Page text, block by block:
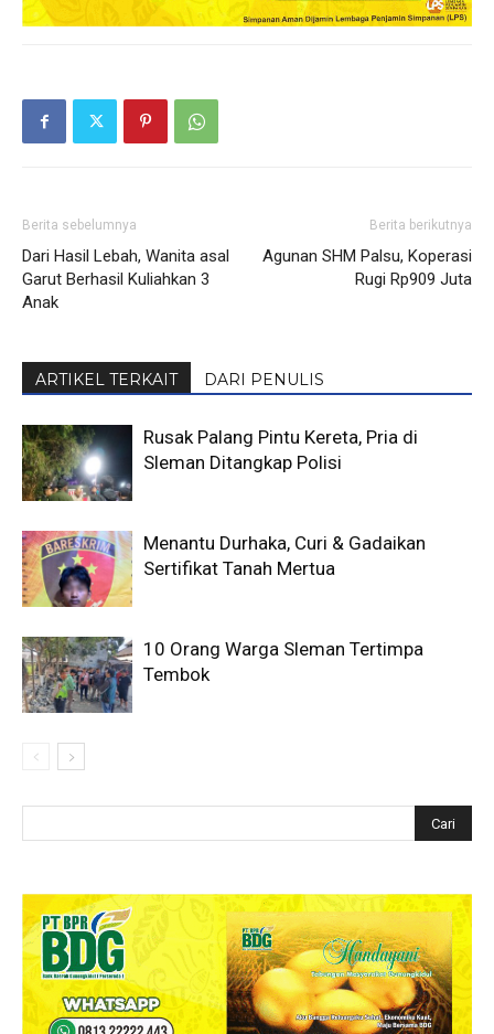
Berita sebelumnya
Dari Hasil Lebah, Wanita asal
Garut Berhasil Kuliahkan 3
Anak
Berita berikutnya
Agunan SHM Palsu, Koperasi
Rugi Rp909 Juta
ARTIKEL TERKAIT DARI PENULIS
Rusak Palang Pintu Kereta, Pria di
Sleman Ditangkap Polisi
Menantu Durhaka, Curi & Gadaikan
Sertifikat Tanah Mertua
10 Orang Warga Sleman Tertimpa
Tembok